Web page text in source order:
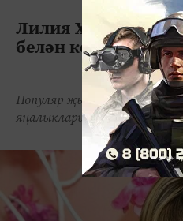
Лилия Хәмитова:
белән
Популяр җырчы Лилия
яңалыклары белән